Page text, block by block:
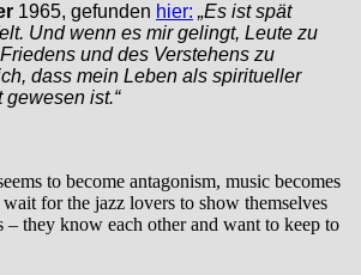
1965, gefunden hier: „Es ist spät
Und wenn es mir gelingt, Leute zu
und des Verstehens zu
dass mein Leben als spiritueller
ist.“
to become antagonism, music becomes
for the jazz lovers to show themselves
– they know each other and want to keep to